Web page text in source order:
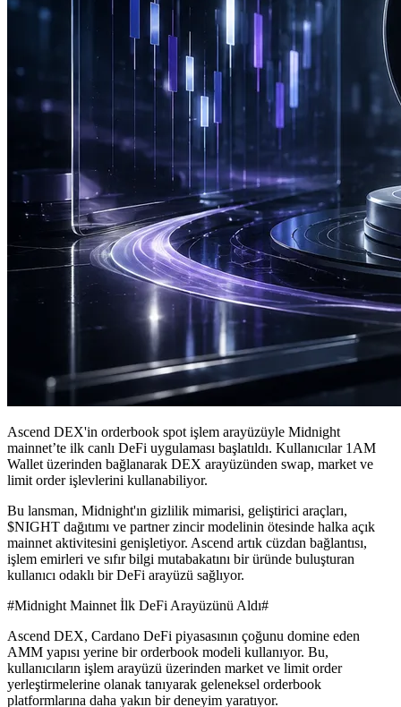
Ascend DEX'in orderbook spot işlem arayüzüyle Midnight
mainnet’te ilk canlı DeFi uygulaması başlatıldı. Kullanıcılar 1AM
Wallet üzerinden bağlanarak DEX arayüzünden swap, market ve
limit order işlevlerini kullanabiliyor.
Bu lansman, Midnight'ın gizlilik mimarisi, geliştirici araçları,
$NIGHT dağıtımı ve partner zincir modelinin ötesinde halka açık
mainnet aktivitesini genişletiyor. Ascend artık cüzdan bağlantısı,
işlem emirleri ve sıfır bilgi mutabakatını bir üründe buluşturan
kullanıcı odaklı bir DeFi arayüzü sağlıyor.
#Midnight Mainnet İlk DeFi Arayüzünü Aldı#
Ascend DEX, Cardano DeFi piyasasının çoğunu domine eden
AMM yapısı yerine bir orderbook modeli kullanıyor. Bu,
kullanıcıların işlem arayüzü üzerinden market ve limit order
yerleştirmelerine olanak tanıyarak geleneksel orderbook
platformlarına daha yakın bir deneyim yaratıyor.